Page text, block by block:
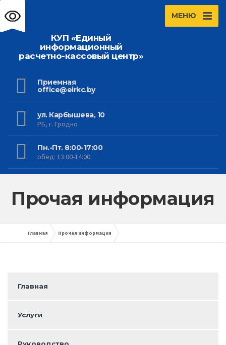
КУП «Единый
информационный
расчетно-кассовый центр»
МЕНЮ
Приемная
office@eirkc.by
ул. Карбышева, 10
РБ, г. Гродно
Пн.-Пт. 8:00-17:00
обед: 13:00-14:00
Прочая информация
Главная Прочая информация
Главная
Услуги